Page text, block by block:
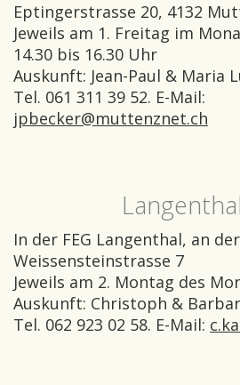
Eptingerstrasse 20, 4132
Jeweils am 1. Freitag im
14.30 bis 16.30 Uhr
Auskunft: Jean-Paul & Maria
Tel. 061 311 39 52. E-Mail:
jpbecker@muttenznet.ch
In der FEG Langenthal, an der
Weissensteinstrasse 7
Jeweils am 2. Montag des
Auskunft: Christoph &
Tel. 062 923 02 58. E-Mail: